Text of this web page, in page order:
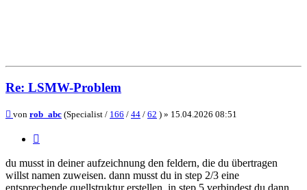
Re: LSMW-Problem
Beitrag
von rob_abc (Specialist / 166 / 44 / 62 ) » 15.04.2026 08:51
du musst in deiner aufzeichnung den feldern, die du übertragen
willst namen zuweisen. dann musst du in step 2/3 eine